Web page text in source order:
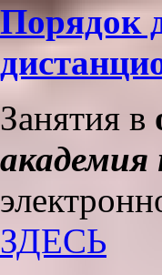
Порядок
Занятия в
академия
ЗДЕСЬ